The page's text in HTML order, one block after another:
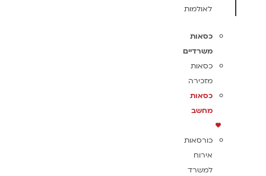
לאולמות
כסאות
משרדיים
כסאות
מזכירה
כסאות
מחשב
כורסאות
אירוח
למשרד